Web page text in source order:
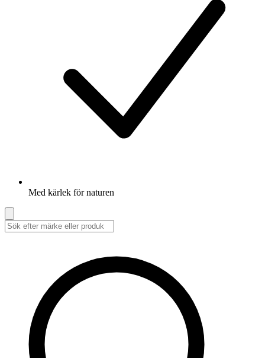
Med kärlek för naturen